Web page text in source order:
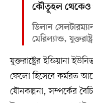
কৌতূহল থেকেও
ডিলান
মেরিল্যান্ড, যুক্তরাষ্ট্র
যুক্তরাষ্ট্রের ইন্ডিয়ানা
ফেলো হিসেবে কর্মরত
যৌনকল্পনা, সম্পর্কের